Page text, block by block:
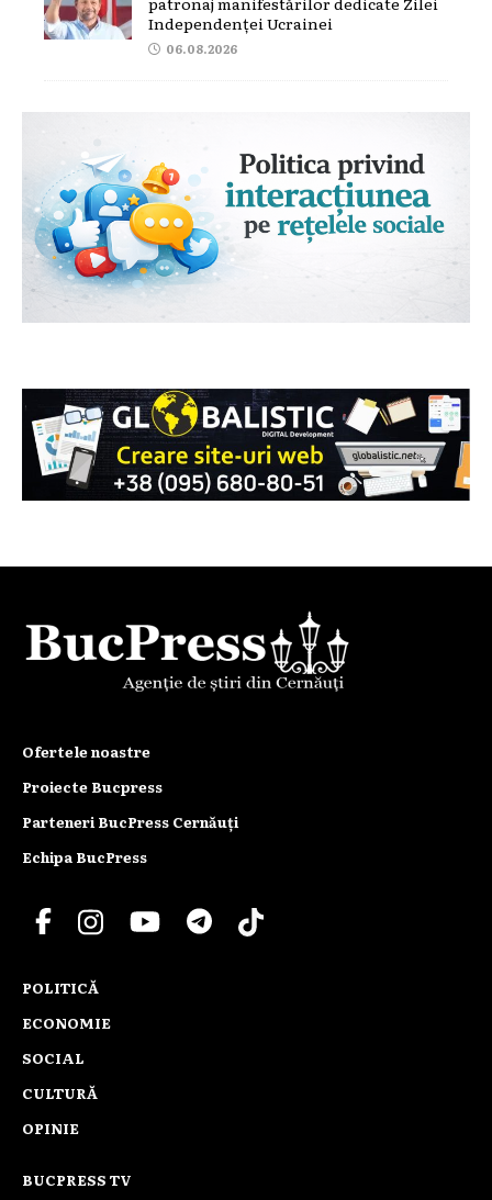
Independenței Ucrainei
06.08.2026
Ofertele noastre
Proiecte Bucpress
Parteneri BucPress Cernăuți
Echipa BucPress
POLITICĂ
ECONOMIE
SOCIAL
CULTURĂ
OPINIE
BUCPRESS TV